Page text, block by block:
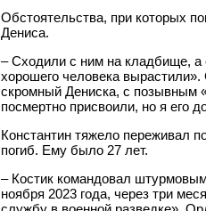
Обстоятельства, при которых
Дениса.
– Сходили с ним на кладбище, а
хорошего человека
скромный Дениска, с позывным
посмертно присвоили, но я его
Константин тяжело переживал
погиб. Ему было 27 лет.
– Костик командовал
ноября 2023 года, через три